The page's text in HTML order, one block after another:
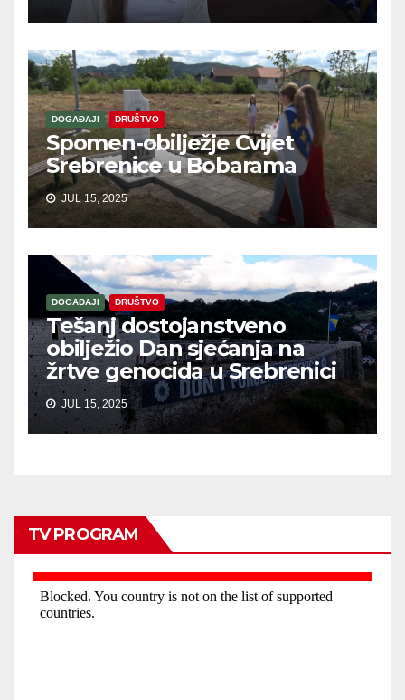
DOGAĐAJI DRUŠTVO
Spomen-obilježje Cvijet
Srebrenice u Bobarama
JUL 15, 2025
DOGAĐAJI DRUŠTVO
Tešanj dostojanstveno
obilježio Dan sjećanja na
žrtve genocida u Srebrenici
JUL 15, 2025
TV PROGRAM